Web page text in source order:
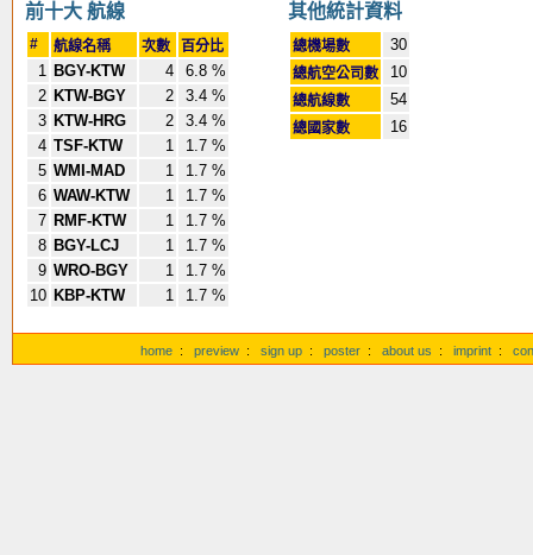
前十大 航線
# 航線名稱 次數 百分比
1 BGY-KTW 4
6.8 %
2 KTW-BGY 2
3.4 %
3 KTW-HRG 2
3.4 %
4 TSF-KTW 1
1.7 %
5 WMI-MAD 1
1.7 %
6 WAW-KTW 1
1.7 %
7 RMF-KTW 1
1.7 %
8 BGY-LCJ 1
1.7 %
9 WRO-BGY 1
1.7 %
10 KBP-KTW 1 1.7 %
其他統計資料
總機場數 30
總航空公司數 10
總航線數 54
總國家數 16
home : preview : sign up : poster : about us : imprint :